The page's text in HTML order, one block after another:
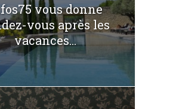
vous donne
vous après les
vacances...